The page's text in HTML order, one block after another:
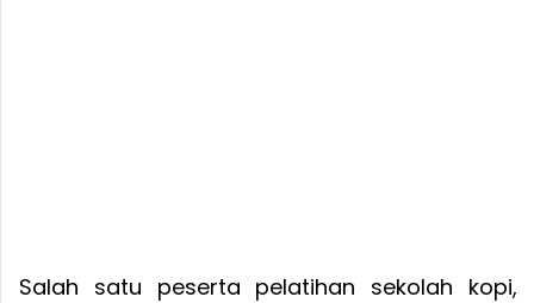
Salah satu peserta pelatihan sekolah kopi,